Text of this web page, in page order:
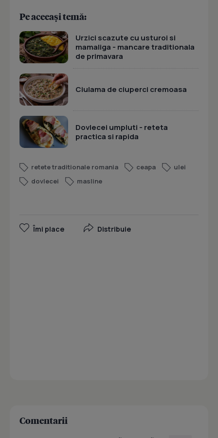
Pe aceeași temă:
Urzici scazute cu usturoi si
mamaliga - mancare traditionala
de primavara
Ciulama de ciuperci cremoasa
Dovlecei umpluti - reteta
practica si rapida
retete traditionale romania ceapa
ulei
dovlecei
masline
Îmi place Distribuie
Comentarii